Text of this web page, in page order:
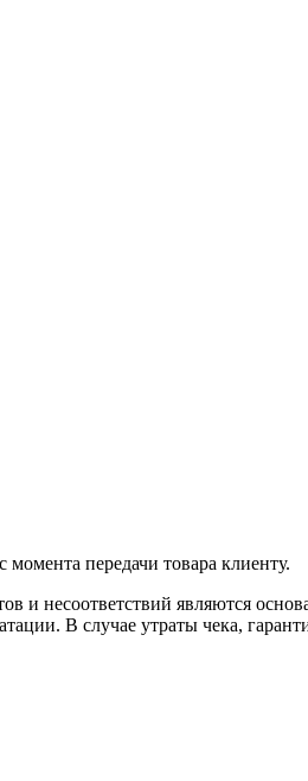
передачи товара клиенту.
несоответствий являются
В случае утраты чека,